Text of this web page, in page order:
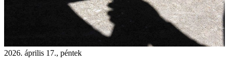
2026. április 17., péntek